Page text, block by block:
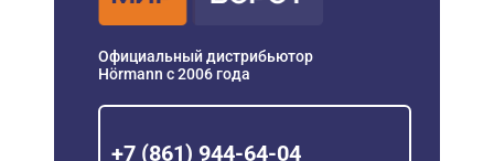
Официальный дистрибьютор
Hörmann с 2006 года
+7 (861) 944-64-04